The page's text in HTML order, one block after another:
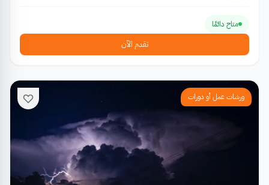
متاح دائمًا
تقدم الآن
ورشات عمل أو دورات